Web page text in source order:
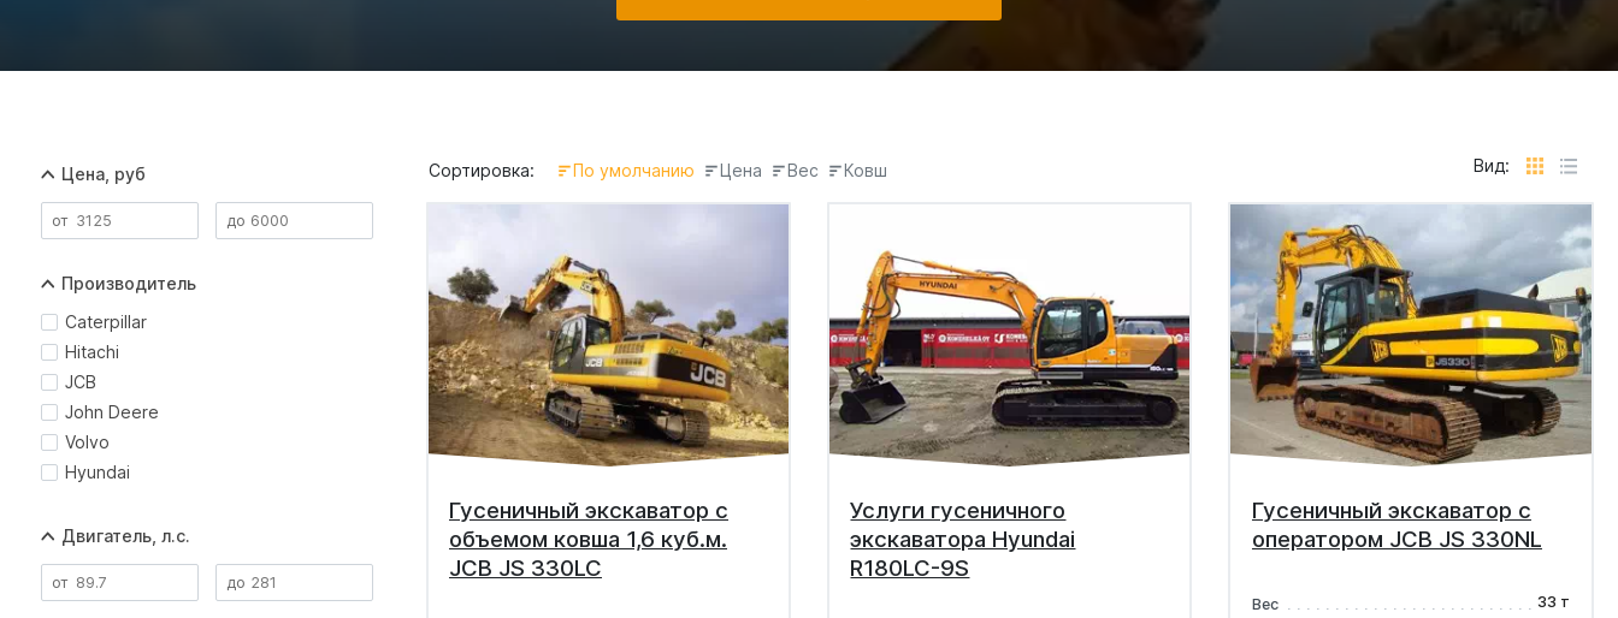
Цена, руб
Производитель
Caterpillar
Hitachi
JCB
John Deere
Volvo
Hyundai
Двигатель, л.с.
Сортировка: По умолчанию Цена Вес Ковш Вид:
Гусеничный экскаватор с
объемом ковша 1,6 куб.м.
JCB JS 330LC
Услуги гусеничного
экскаватора Hyundai
R180LC-9S
Гусеничный экскаватор с
оператором JCB JS 330NL
Вес
33 т